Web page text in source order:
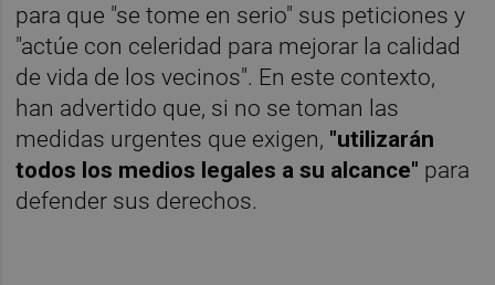
para que "se tome en serio" sus peticiones y
"actúe con celeridad para mejorar la calidad
de vida de los vecinos". En este contexto,
han advertido que, si no se toman las
medidas urgentes que exigen, "utilizarán
todos los medios legales a su alcance" para
defender sus derechos.